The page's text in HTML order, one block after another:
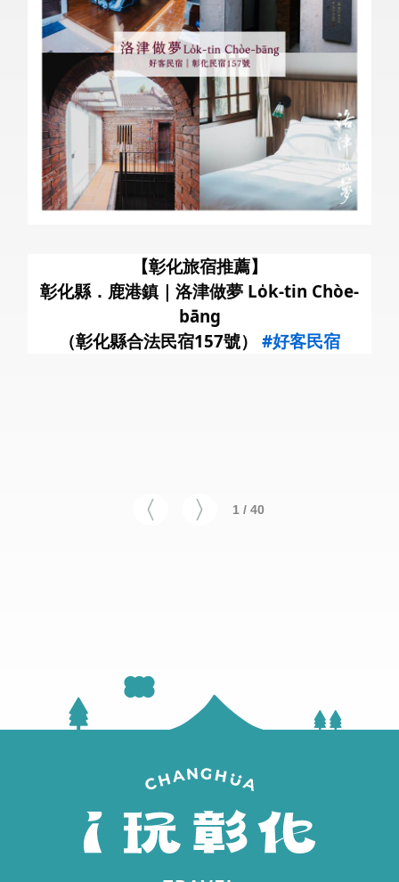
【彰化旅宿推薦】
彰化縣．鹿港鎮｜洛津做夢 Lo̍k-tin Chòe-
bāng
（彰化縣合法民宿157號） #好客民宿
1 / 40